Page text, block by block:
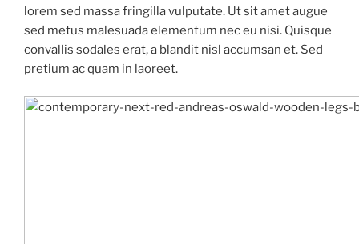
lorem sed massa fringilla vulputate. Ut sit amet augue
sed metus malesuada elementum nec eu nisi. Quisque
convallis sodales erat, a blandit nisl accumsan et. Sed
pretium ac quam in laoreet.